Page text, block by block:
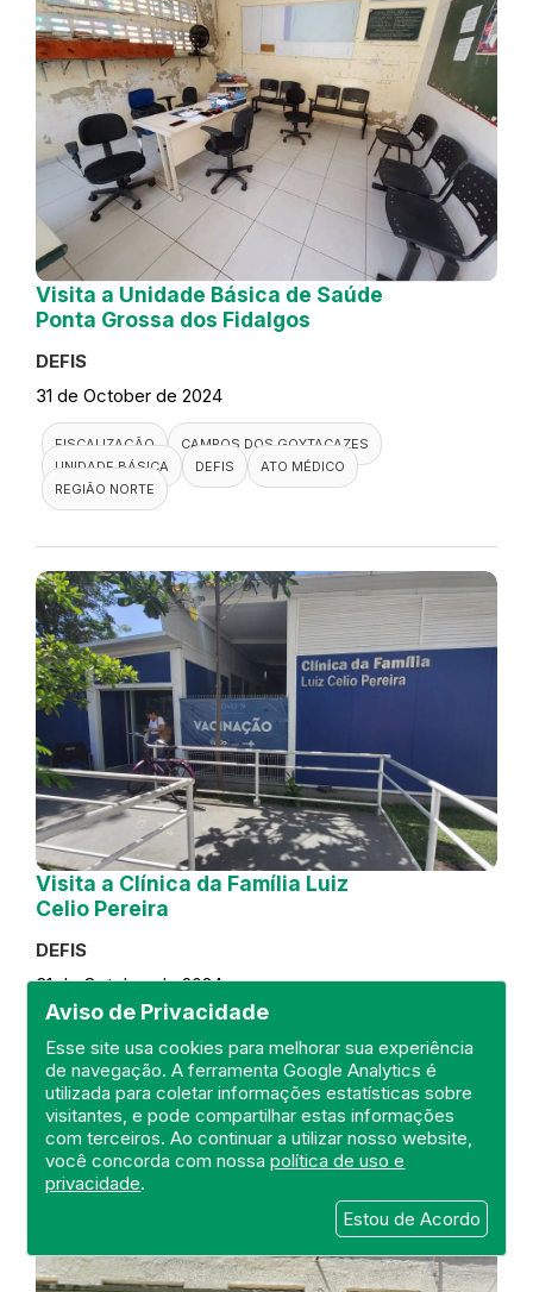
Aviso de Privacidade
Esse site usa cookies para melhorar sua experiência
de navegação. A ferramenta Google Analytics é
utilizada para coletar informações estatísticas sobre
visitantes, e pode compartilhar estas informações
com terceiros. Ao continuar a utilizar nosso website,
você concorda com nossapolítica de uso e
privacidade.
Estou de Acordo
Visita a Unidade Básica de Saúde
Ponta Grossa dos Fidalgos
DEFIS
31 de October de 2024
FISCALIZAÇÃO
CAMPOS DOS GOYTACAZES
UNIDADE BÁSICA
DEFIS
ATO MÉDICO
REGIÃO NORTE
Visita a Clínica da Família Luiz
Celio Pereira
DEFIS
31 de October de 2024
REGIÃO METROPOLITANA
DEFIS
ATO MÉDICO
CLÍNICA DA FAMÍLIA